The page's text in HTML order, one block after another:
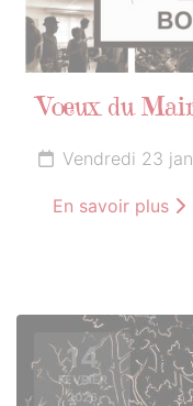
Vœux du
Vendredi 23
En savoir plus
14
FÉVRIER
2026